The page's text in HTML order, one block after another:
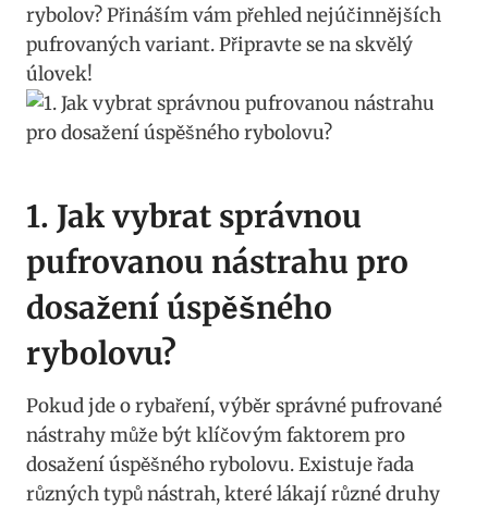
rybolov? Přináším vám přehled nejúčinnějších
pufrovaných variant. Připravte se na skvělý
úlovek!
1. Jak vybrat správnou
pufrovanou nástrahu pro
dosažení úspěšného
rybolovu?
Pokud jde o ⁣rybaření, výběr správné pufrované
nástrahy může být ‍klíčovým faktorem⁢ pro
‌dosažení úspěšného rybolovu. ⁤Existuje řada
různých typů nástrah, které lákají různé​ druhy